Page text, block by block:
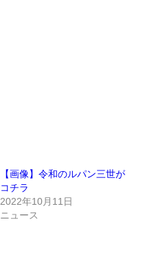
【画像】令和のルパン三世が
コチラ
2022年10月11日
ニュース